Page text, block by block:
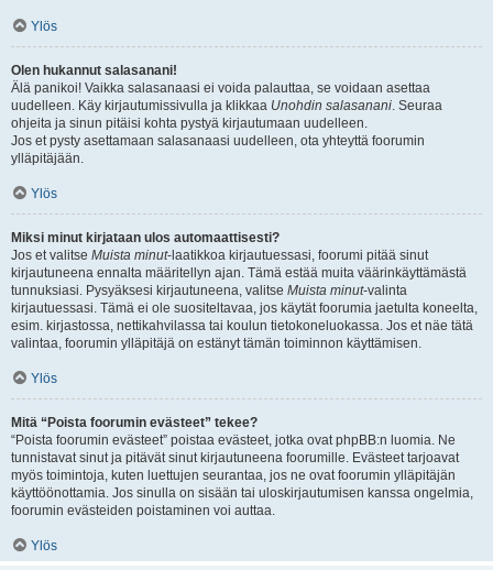
Ylös
Olen hukannut salasanani!
Älä panikoi! Vaikka salasanaasi ei voida palauttaa, se voidaan asettaa
uudelleen. Käy kirjautumissivulla ja klikkaa Unohdin salasanani. Seuraa
ohjeita ja sinun pitäisi kohta pystyä kirjautumaan uudelleen.
Jos et pysty asettamaan salasanaasi uudelleen, ota yhteyttä foorumin
ylläpitäjään.
Ylös
Miksi minut kirjataan ulos automaattisesti?
Jos et valitse Muista minut-laatikkoa kirjautuessasi, foorumi pitää sinut
kirjautuneena ennalta määritellyn ajan. Tämä estää muita väärinkäyttämästä
tunnuksiasi. Pysyäksesi kirjautuneena, valitse Muista minut-valinta
kirjautuessasi. Tämä ei ole suositeltavaa, jos käytät foorumia jaetulta koneelta,
esim. kirjastossa, nettikahvilassa tai koulun tietokoneluokassa. Jos et näe tätä
valintaa, foorumin ylläpitäjä on estänyt tämän toiminnon käyttämisen.
Ylös
Mitä “Poista foorumin evästeet” tekee?
“Poista foorumin evästeet” poistaa evästeet, jotka ovat phpBB:n luomia. Ne
tunnistavat sinut ja pitävät sinut kirjautuneena foorumille. Evästeet tarjoavat
myös toimintoja, kuten luettujen seurantaa, jos ne ovat foorumin ylläpitäjän
käyttöönottamia. Jos sinulla on sisään tai uloskirjautumisen kanssa ongelmia,
foorumin evästeiden poistaminen voi auttaa.
Ylös